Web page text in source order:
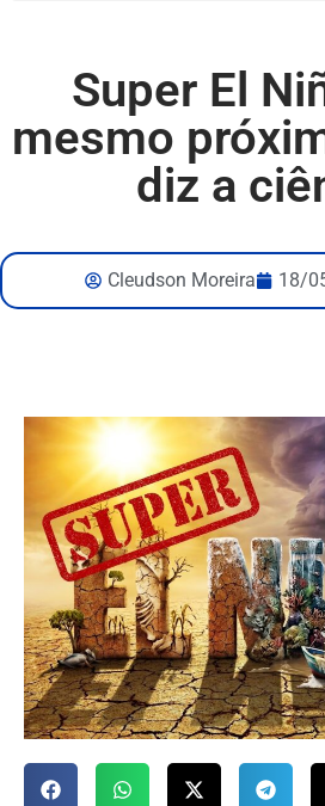
Super El
mesmo
diz a
Cleudson Moreira 18/